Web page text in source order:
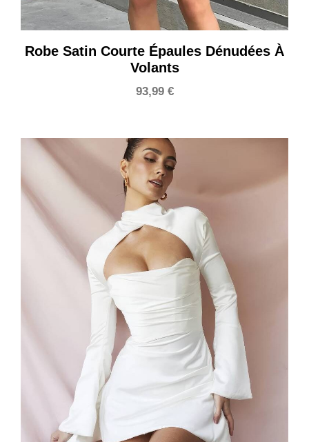
Robe Satin Courte Épaules Dénudées À
Volants
93,99 €